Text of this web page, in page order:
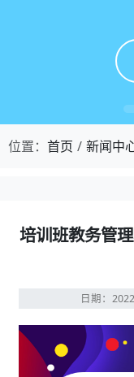
位置： 首页 新闻中
培训班教务管
日期：